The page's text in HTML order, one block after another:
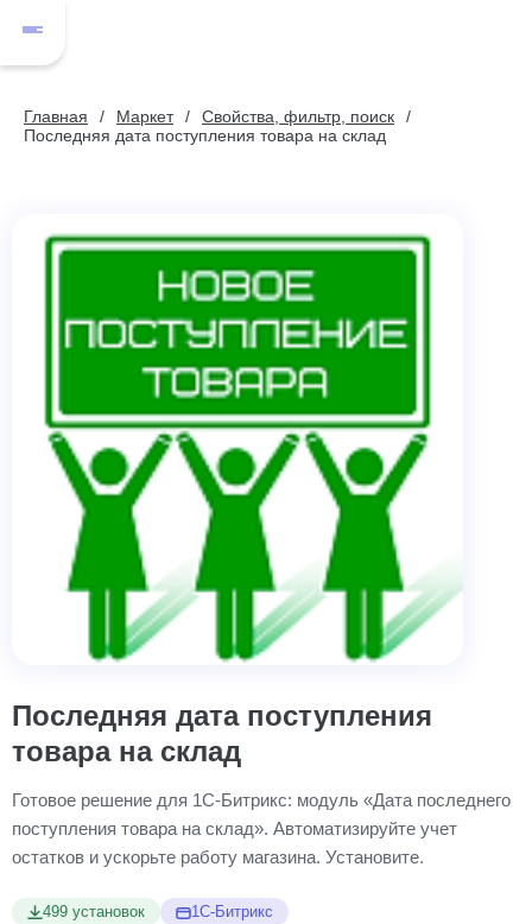
Главная Маркет
Свойства, фильтр, поиск
Последняя дата поступления товара на склад
Последняя дата поступления
товара на склад
Готовое решение для 1С-Битрикс: модуль «Дата последнего
поступления товара на склад». Автоматизируйте учет
остатков и ускорьте работу магазина. Установите.
499 установок 1С-Битрикс